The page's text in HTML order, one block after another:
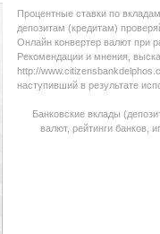
Процентные ставки по
депозитам (кредитам)
Онлайн конвертер валют при
Рекомендации и мнения,
http://
наступивший в результате
Банковские вклады
валют, рейтинги банков,